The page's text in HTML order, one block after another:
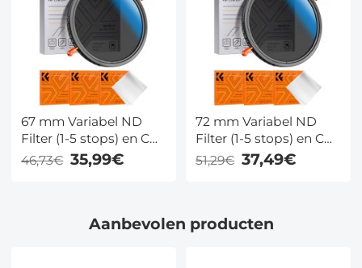
67 mm Variabel ND
Filter (1-5 stops) en CPL
Filter 2 in 1 voor
Camerafilterlens Nano
46,73€ 35,99€
72 mm Variabel ND
Filter (1-5 stops) en CPL
Filter 2 in 1 voor
Camerafilterlens Nano
51,29€ 37,49€
Aanbevolen producten